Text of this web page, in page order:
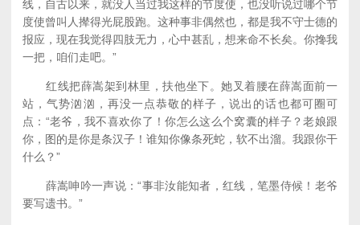
线，自古以来，就没人当过我这样的节度使，也没听说过哪个节
度使曾叫人撵得光屁股跑。这种事非偶然也，都是我不守士德的
报应，现在我觉得四肢无力，心中甚乱，想来命不长矣。你搀我
一把，咱们走吧。”
红线把薛嵩架到林里，扶他坐下。她叉着腰在薛嵩面前一
站，气势汹汹，再没一点恭敬的样子，说出的话也都可圈可
点：“老爷，我不喜欢你了！你怎么这么个窝囊的样子？老娘跟
你，图的是你是条汉子！谁知你像条死蛇，软不出溜。我跟你干
什么？”
薛嵩呻吟一声说：“事非汝能知者，红线，笔墨侍候！老爷
要写遗书。”